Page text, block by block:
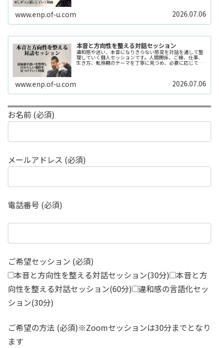
www.enp.of-u.com 2026.07.06
本音と方向性を整える対話セッション
違和感や迷い、本音になりきらない感覚を対話を通して整
理していく個人セッションです。人間関係、ご縁、仕事、
生き方、転換期のテーマを丁寧に見つめ、必要に応じてカ
www.enp.of-u.com 2026.07.06
お名前 (必須)
メールアドレス (必須)
電話番号 (必須)
ご希望セッション (必須)
本音と方向性を整える対話セッション(30分) 本音と方
向性を整える対話セッション(60分) 違和感の言語化セッ
ション(30分)
ご希望の方法 (必須)※Zoomセッションは30分までとなり
ます